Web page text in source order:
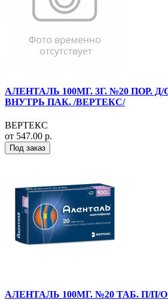
АЛЕНТАЛЬ 100МГ. 3Г. №20 ПОР.
ВНУТРЬ ПАК. /ВЕРТЕКС/
ВЕРТЕКС
от 547.00 р.
Под заказ
АЛЕНТАЛЬ 100МГ. №20 ТАБ. П/П/